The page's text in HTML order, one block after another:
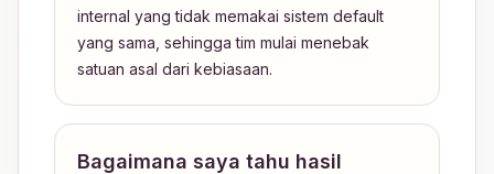
internal yang tidak memakai sistem default
yang sama, sehingga tim mulai menebak
satuan asal dari kebiasaan.
Bagaimana saya tahu hasil